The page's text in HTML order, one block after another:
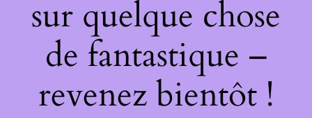
sur quelque chose
de fantastique –
revenez bientôt !